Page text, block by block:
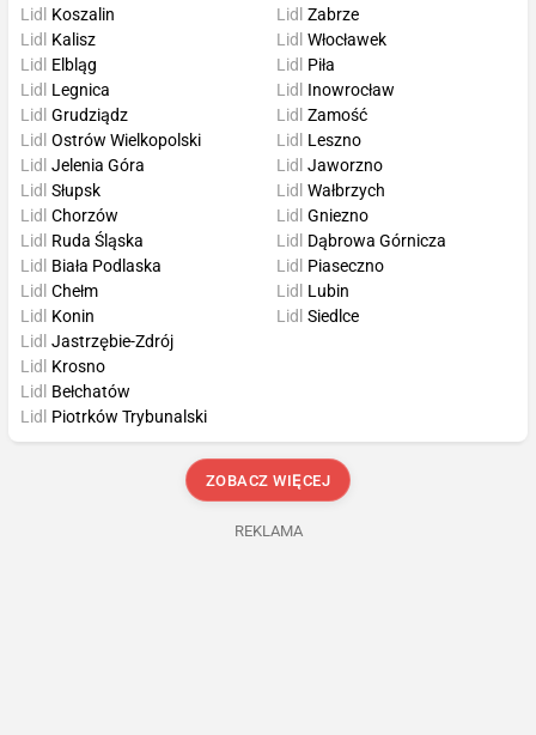
Lidl
Koszalin
Lidl Zabrze
Lidl
Kalisz
Lidl
Elbląg
Lidl
Legnica
Lidl Grudziądz
Lidl Włocławek
Lidl
Piła
Lidl
Inowrocław
Lidl Zamość
Lidl Ostrów Wielkopolski
Lidl Jelenia Góra
Lidl Słupsk
Lidl Chorzów
Lidl
Leszno
Lidl Jaworzno
Lidl Wałbrzych
Lidl Gniezno
Lidl
Ruda Śląska
Lidl
Biała Podlaska
Lidl Chełm
Lidl
Konin
Lidl
Dąbrowa Górnicza
Lidl
Piaseczno
Lidl
Lubin
Lidl Siedlce
Lidl Jastrzębie-Zdrój
Lidl
Krosno
Lidl
Bełchatów
Lidl
Piotrków Trybunalski
ZOBACZ WIĘCEJ
REKLAMA